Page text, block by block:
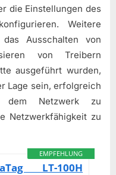
die Einstellungen des
Weitere
Ausschalten von
von Treibern
ausgeführt wurden,
Lage sein, erfolgreich
Netzwerk zu
Netzwerkfähigkeit zu
EMPFEHLUNG
LT-100H